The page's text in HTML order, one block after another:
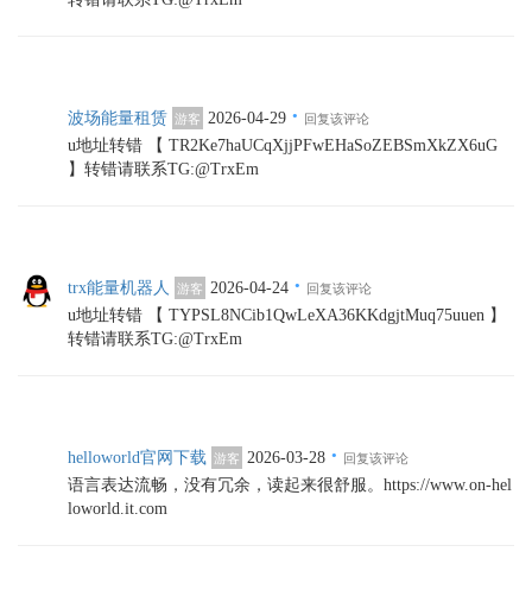
波场能量租赁 游客 2026-04-29 · 回复该评论
u地址转错 【 TR2Ke7haUCqXjjPFwEHaSoZEBSmXkZX6uG
】转错请联系TG:@TrxEm
trx能量机器人 游客 2026-04-24 · 回复该评论
u地址转错 【 TYPSL8NCib1QwLeXA36KKdgjtMuq75uuen 】
转错请联系TG:@TrxEm
helloworld官网下载 游客 2026-03-28 · 回复该评论
语言表达流畅，没有冗余，读起来很舒服。https://www.on-hel
loworld.it.com